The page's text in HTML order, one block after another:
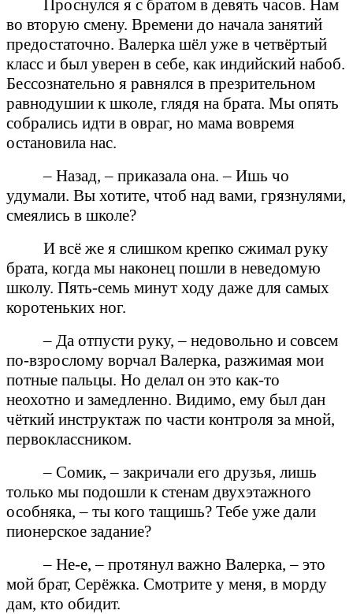
Проснулся я с братом в девять часов. Нам
во вторую смену. Времени до начала занятий
предостаточно. Валерка шёл уже в четвёртый
класс и был уверен в себе, как индийский набоб.
Бессознательно я равнялся в презрительном
равнодушии к школе, глядя на брата. Мы опять
собрались идти в овраг, но мама вовремя
остановила нас.
– Назад, – приказала она. – Ишь чо
удумали. Вы хотите, чтоб над вами, грязнулями,
смеялись в школе?
И всё же я слишком крепко сжимал руку
брата, когда мы наконец пошли в неведомую
школу. Пять-семь минут ходу даже для самых
коротеньких ног.
– Да отпусти руку, – недовольно и совсем
по-взрослому ворчал Валерка, разжимая мои
потные пальцы. Но делал он это как-то
неохотно и замедленно. Видимо, ему был дан
чёткий инструктаж по части контроля за мной,
первоклассником.
– Сомик, – закричали его друзья, лишь
только мы подошли к стенам двухэтажного
особняка, – ты кого тащишь? Тебе уже дали
пионерское задание?
– Не-е, – протянул важно Валерка, – это
мой брат, Серёжка. Смотрите у меня, в морду
дам, кто обидит.